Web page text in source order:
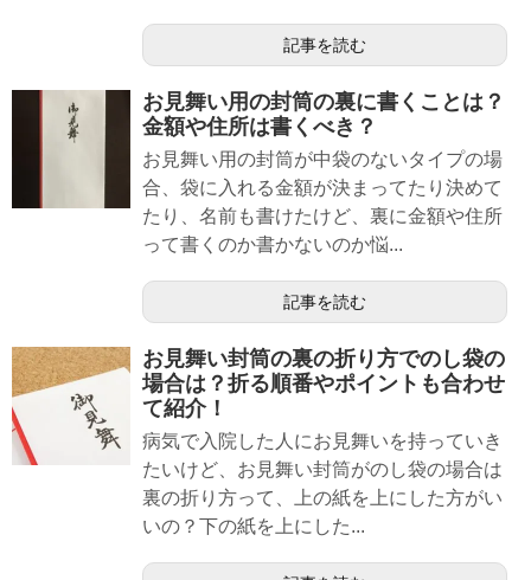
記事を読む
お見舞い用の封筒の裏に書くことは？
金額や住所は書くべき？
お見舞い用の封筒が中袋のないタイプの場
合、袋に入れる金額が決まってたり決めて
たり、名前も書けたけど、裏に金額や住所
って書くのか書かないのか悩...
記事を読む
お見舞い封筒の裏の折り方でのし袋の
場合は？折る順番やポイントも合わせ
て紹介！
病気で入院した人にお見舞いを持っていき
たいけど、お見舞い封筒がのし袋の場合は
裏の折り方って、上の紙を上にした方がい
いの？下の紙を上にした...